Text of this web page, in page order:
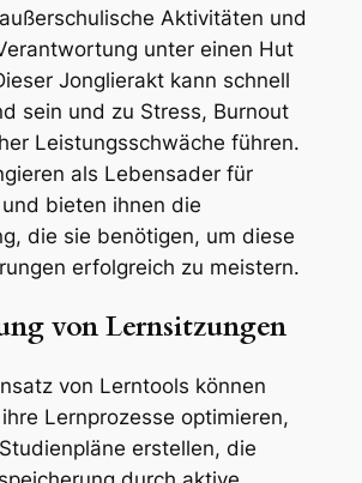
Aktivitäten und
unter einen Hut
Jonglierakt kann schnell
sein und zu Stress, Burnout
Leistungsschwäche führen.
als Lebensader für
bieten ihnen die
die sie benötigen, um diese
erfolgreich zu meistern.
von Lernsitzungen
von Lerntools können
Lernprozesse optimieren,
erstellen, die